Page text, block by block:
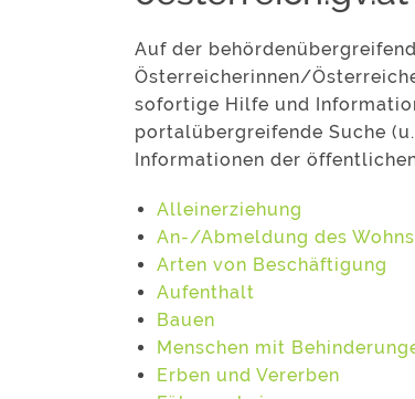
Auf der
Österreicherinnen/
sofortige Hilfe und
portalübergreifende Suche
Informationen der
Alleinerziehung
An-/Abmeldung des
Arten von Beschäftigung
Aufenthalt
Bauen
Menschen mit
Erben und Vererben